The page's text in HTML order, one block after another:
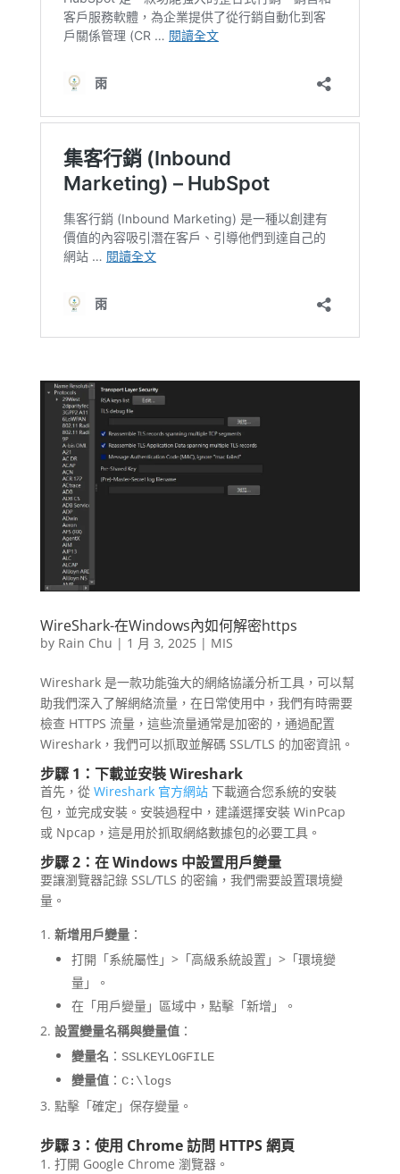
WireShark-在Windows內如何解密https
by Rain Chu | 1 月 3, 2025| MIS
Wireshark 是一款功能強大的網絡協議分析工具，可以幫
助我們深入了解網絡流量，在日常使用中，我們有時需要
檢查 HTTPS 流量，這些流量通常是加密的，通過配置
Wireshark，我們可以抓取並解碼 SSL/TLS 的加密資訊。
步驟 1：下載並安裝 Wireshark
首先，從 Wireshark 官方網站下載適合您系統的安裝
包，並完成安裝。安裝過程中，建議選擇安裝 WinPcap
或 Npcap，這是用於抓取網絡數據包的必要工具。
步驟 2：在 Windows 中設置用戶變量
要讓瀏覽器記錄 SSL/TLS 的密鑰，我們需要設置環境變
量。
新增用戶變量：
打開「系統屬性」>「高級系統設置」>「環境變
量」。
在「用戶變量」區域中，點擊「新增」。
設置變量名稱與變量值：
變量名 ： SSLKEYLOGFILE
變量值： C:\logs
點擊「確定」保存變量。
步驟 3：使用 Chrome 訪問 HTTPS 網頁
打開 Google Chrome 瀏覽器。